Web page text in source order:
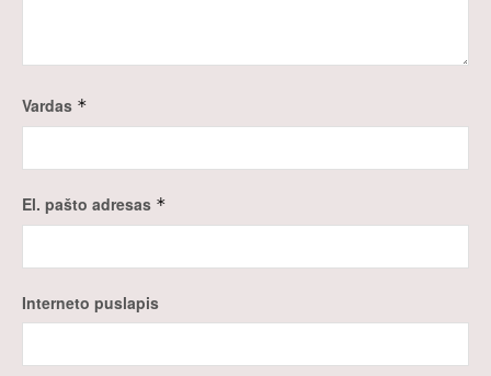
Vardas *
El. pašto adresas *
Interneto puslapis